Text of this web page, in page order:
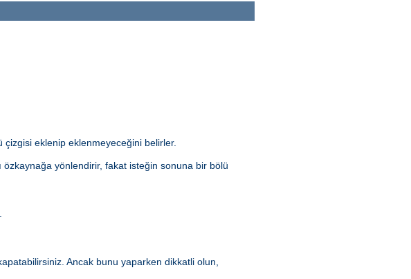
çizgisi eklenip eklenmeyeceğini belirler.
özkaynağa yönlendirir, fakat isteğin sonuna bir bölü
Ancak bunu yaparken dikkatli olun,